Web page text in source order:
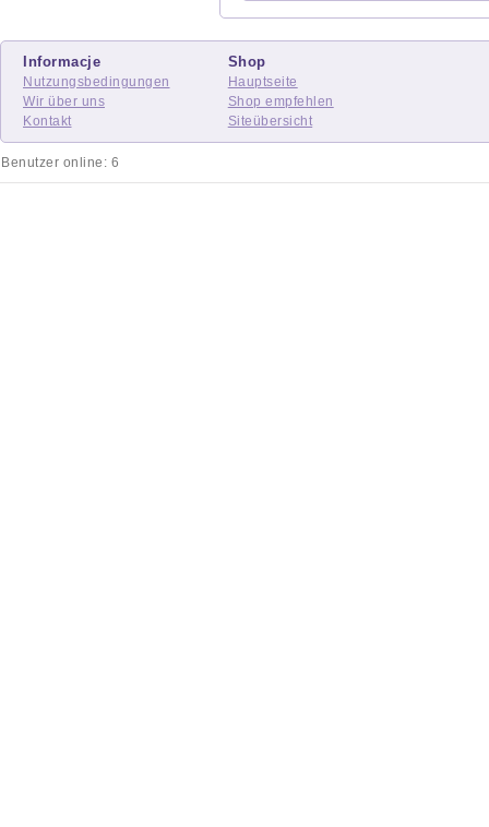
Informacje
Nutzungsbedingungen
Wir über uns
Kontakt
Shop
Hauptseite
Shop empfehlen
Siteübersicht
Benutzer online: 6